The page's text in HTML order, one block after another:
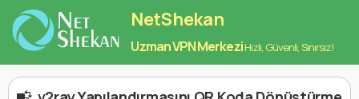
NetShekan
Uzman VPN MerkeziHızlı, Güvenli, Sınırsız!